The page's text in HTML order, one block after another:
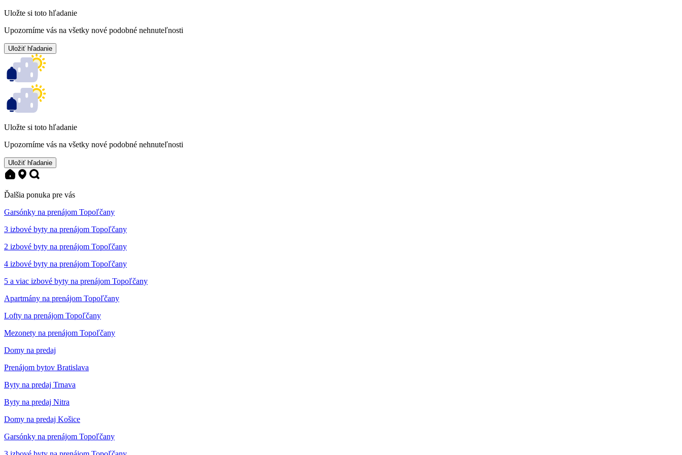
Uložte si toto hľadanie
Upozorníme vás na všetky nové podobné nehnuteľnosti
Uložiť hľadanie
Uložte si toto hľadanie
Upozorníme vás na všetky nové podobné nehnuteľnosti
Uložiť hľadanie
Ďalšia ponuka pre vás
Garsónky na prenájom Topoľčany
3 izbové byty na prenájom Topoľčany
2 izbové byty na prenájom Topoľčany
4 izbové byty na prenájom Topoľčany
5 a viac izbové byty na prenájom Topoľčany
Apartmány na prenájom Topoľčany
Lofty na prenájom Topoľčany
Mezonety na prenájom Topoľčany
Domy na predaj
Prenájom bytov Bratislava
Byty na predaj Trnava
Byty na predaj Nitra
Domy na predaj Košice
Garsónky na prenájom Topoľčany